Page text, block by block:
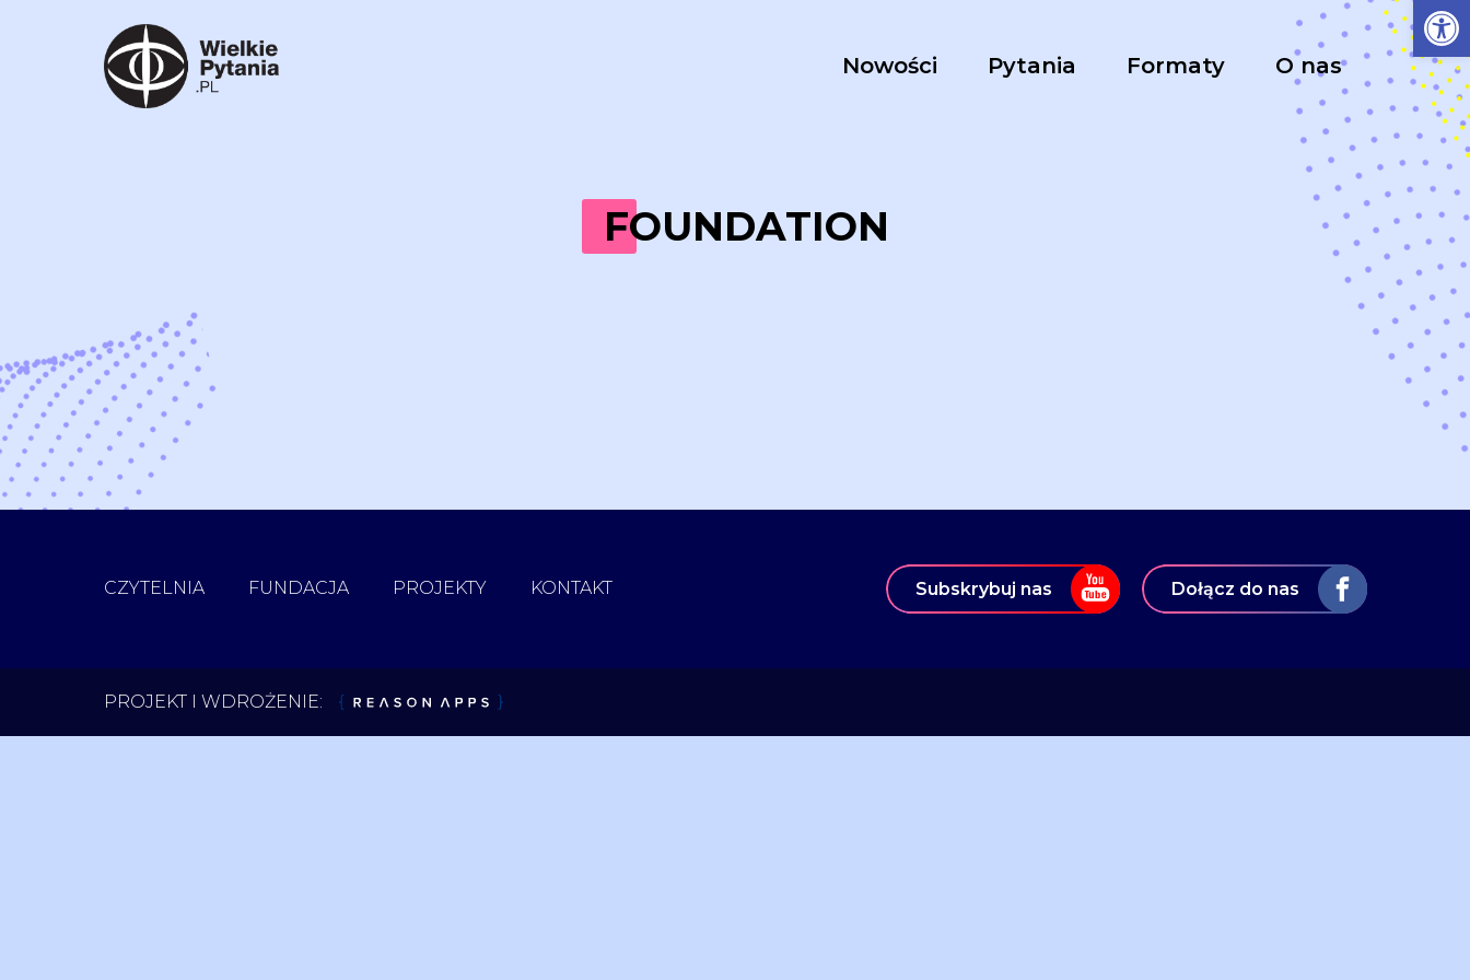
Nowości Pytania Formaty O nas
FOUNDATION
CZYTELNIA FUNDACJA PROJEKTY KONTAKT Subskrybuj nas Dołącz do nas
PROJEKT I WDROŻENIE: ReasonApps